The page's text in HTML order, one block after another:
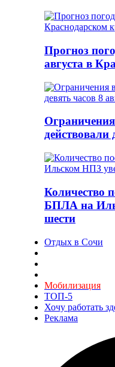
Прогноз
августа в
действовали
Количество
БПЛА на
шести
Отдых в Сочи
Мобилизация
ТОП-5
Хочу работать
Реклама